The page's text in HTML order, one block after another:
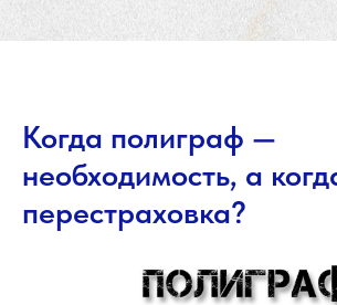
Когда полиграф —
необходимость, а
перестраховка?